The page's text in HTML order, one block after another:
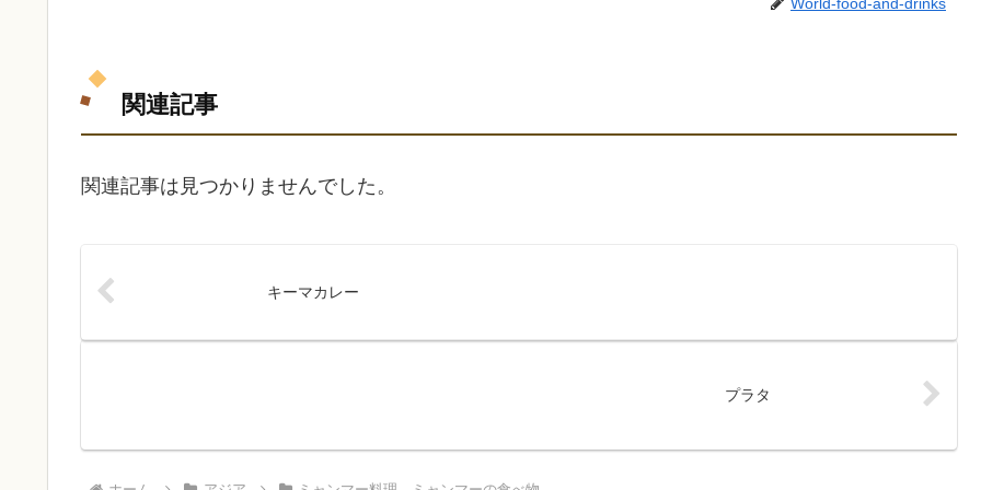
World-food-and-drinks
関連記事
関連記事は見つかりませんでした。
キーマカレー
プラタ